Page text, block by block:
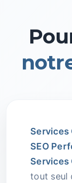
Services
SEO
Services
tout seul